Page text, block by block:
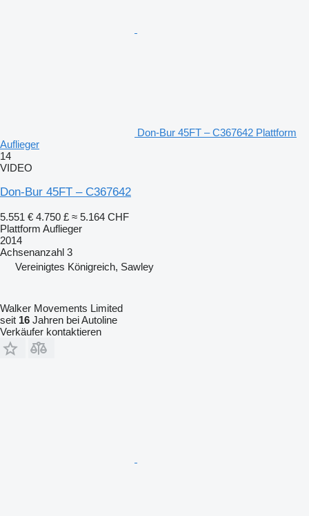
Don-Bur 45FT – C367642 Plattform
Auflieger
14
VIDEO
Don-Bur 45FT – C367642
5.551 € 4.750 £ ≈ 5.164 CHF
Plattform Auflieger
2014
Achsenanzahl 3
Vereinigtes Königreich, Sawley
Walker Movements Limited
seit 16 Jahren bei Autoline
Verkäufer kontaktieren